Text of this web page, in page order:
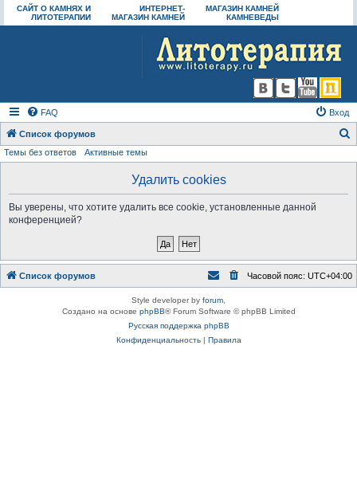
САЙТ О КАМНЯХ И
ЛИТОТЕРАПИИ
ИНТЕРНЕТ-
МАГАЗИН КАМНЕЙ
МАГАЗИН КАМНЕЙ
КАМНЕВЕДЫ
FAQ Вход
Список форумов
Темы без ответов Активные темы
Удалить cookies
Вы уверены, что хотите удалить все cookie, установленные данной
конференцией?
Список форумов Часовой пояс: UTC+04:00
Style developer by forum
Создано на основе phpBB® Forum Software © phpBB Limited
Русская поддержка phpBB
Конфиденциальность| Правила